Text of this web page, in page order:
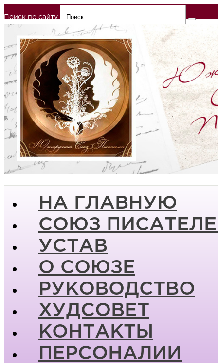
Поиск по сайту
НА ГЛАВНУЮ
СОЮЗ
УСТАВ
О СОЮЗЕ
РУКОВОДСТВО
ХУДСОВЕТ
КОНТАКТЫ
ПЕРСОНАЛИИ